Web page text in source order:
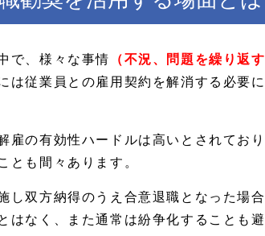
で、様々な事情
（不況、問題を繰り返
は従業員との雇用契約を解消する必要
雇の有効性ハードルは高いとされてお
とも間々あります。
し双方納得のうえ合意退職となった場
はなく、また通常は紛争化することも避